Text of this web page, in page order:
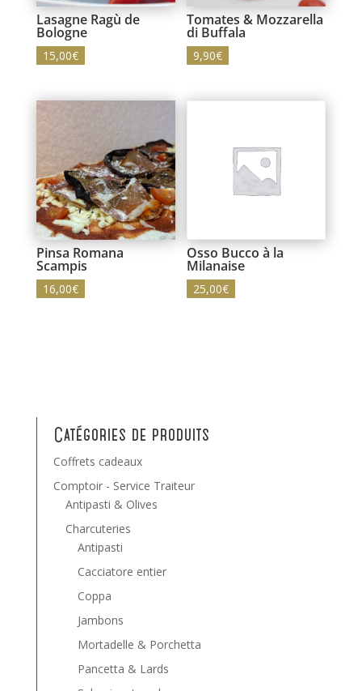
Lasagne Ragù de
Bologne
15,00€
Tomates & Mozzarella
di Buffala
9,90€
Pinsa Romana
Scampis
16,00€
Osso Bucco à la
Milanaise
25,00€
Catégories de produits
Coffrets cadeaux
Comptoir - Service Traiteur
Antipasti & Olives
Charcuteries
Antipasti
Cacciatore entier
Coppa
Jambons
Mortadelle & Porchetta
Pancetta & Lards